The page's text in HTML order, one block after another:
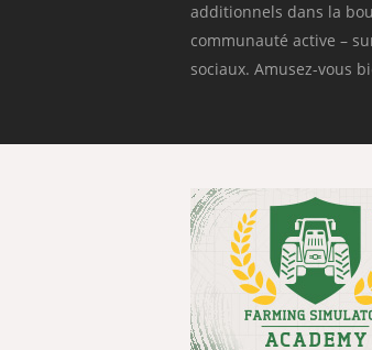
additionnels dans la
communauté active –
sociaux. Amusez-vous